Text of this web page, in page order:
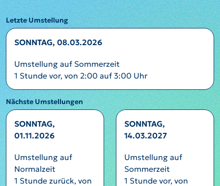
Letzte Umstellung
SONNTAG, 08.03.2026
Umstellung auf Sommerzeit
1 Stunde vor, von 2:00 auf 3:00 Uhr
Nächste Umstellungen
SONNTAG,
01.11.2026
Umstellung auf
Normalzeit
1 Stunde zurück, von
SONNTAG,
14.03.2027
Umstellung auf
Sommerzeit
1 Stunde vor, von